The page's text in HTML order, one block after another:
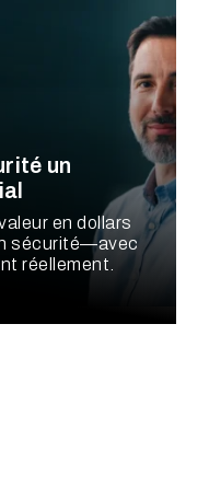
un
en dollars
sécurité—avec
réellement.